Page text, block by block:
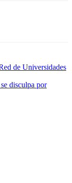
de Universidades
disculpa por